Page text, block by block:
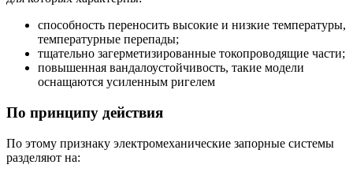
способность переносить высокие и низкие температуры,
температурные перепады;
тщательно загерметизированные токопроводящие части;
повышенная вандалоустойчивость, такие модели
оснащаются усиленным ригелем
По принципу действия
По этому признаку электромеханические запорные системы
разделяют на: